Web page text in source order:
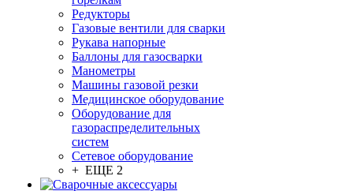
Редукторы
Газовые вентили для сварки
Рукава напорные
Баллоны для газосварки
Манометры
Машины газовой резки
Медицинское оборудование
Оборудование для
газораспределительных
систем
Сетевое оборудование
+ ЕЩЕ 2